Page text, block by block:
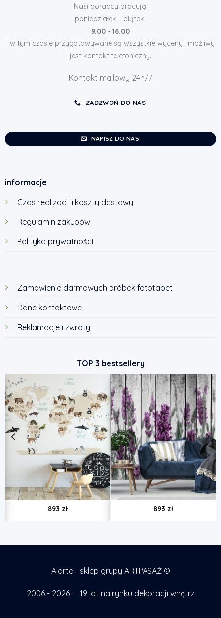
Nasi doradcy pracują:
poniedziałek - piątek
9.00 - 16.00
i w tym czasie przygotowywane są wszystkie wyceny i możliwy
jest kontakt telefoniczny.
Kontakt mailowy 24h/7
ZADZWOŃ DO NAS
NAPISZ DO NAS
informacje
Czas realizacji i koszty dostawy
Regulamin zakupów
Polityka prywatności
Zamówienie darmowych próbek fototapet
Dane kontaktowe
Reklamacje i zwroty
TOP 3 bestsellery
893 zł 893 zł
Alarte - sklep grupy ARTPASAŻ ©
2006 - 2026 — 19 lat na rynku dekoracji wnętrz